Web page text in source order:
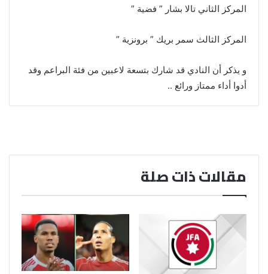
المركز الثاني تالا بشار ” فضية ”
المركز الثالث سمر بريك ” برونزية ”
و يذكر أن النادي قد شارك بتسعة لاعبين من فئة البراعم وقد
أدوا أداء ممتاز ورائع ..
مقالات ذات صلة